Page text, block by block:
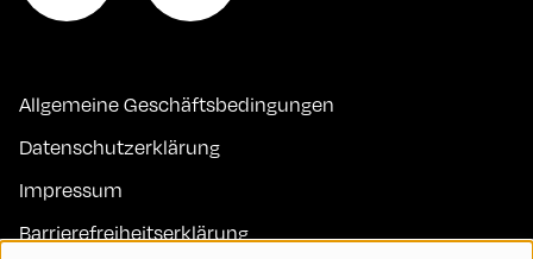
Allgemeine Geschäftsbedingungen
Datenschutzerklärung
Impressum
Barrierefreiheitserklärung